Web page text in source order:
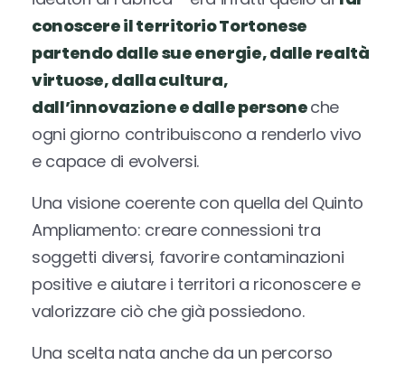
conoscere il territorio Tortonese
partendo dalle sue energie, dalle realtà
virtuose, dalla cultura,
dall’innovazione e dalle personeche
ogni giorno contribuiscono a renderlo vivo
e capace di evolversi.
Una visione coerente con quella del Quinto
Ampliamento: creare connessioni tra
soggetti diversi, favorire contaminazioni
positive e aiutare i territori a riconoscere e
valorizzare ciò che già possiedono.
Una scelta nata anche da un percorso